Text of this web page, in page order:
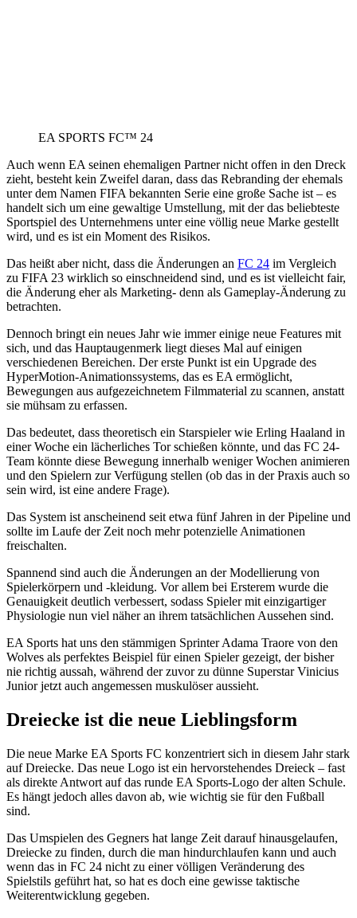
EA SPORTS FC™ 24
Auch wenn EA seinen ehemaligen Partner nicht offen in den Dreck
zieht, besteht kein Zweifel daran, dass das Rebranding der ehemals
unter dem Namen FIFA bekannten Serie eine große Sache ist – es
handelt sich um eine gewaltige Umstellung, mit der das beliebteste
Sportspiel des Unternehmens unter eine völlig neue Marke gestellt
wird, und es ist ein Moment des Risikos.
Das heißt aber nicht, dass die Änderungen an FC 24 im Vergleich
zu FIFA 23 wirklich so einschneidend sind, und es ist vielleicht fair,
die Änderung eher als Marketing- denn als Gameplay-Änderung zu
betrachten.
Dennoch bringt ein neues Jahr wie immer einige neue Features mit
sich, und das Hauptaugenmerk liegt dieses Mal auf einigen
verschiedenen Bereichen. Der erste Punkt ist ein Upgrade des
HyperMotion-Animationssystems, das es EA ermöglicht,
Bewegungen aus aufgezeichnetem Filmmaterial zu scannen, anstatt
sie mühsam zu erfassen.
Das bedeutet, dass theoretisch ein Starspieler wie Erling Haaland in
einer Woche ein lächerliches Tor schießen könnte, und das FC 24-
Team könnte diese Bewegung innerhalb weniger Wochen animieren
und den Spielern zur Verfügung stellen (ob das in der Praxis auch so
sein wird, ist eine andere Frage).
Das System ist anscheinend seit etwa fünf Jahren in der Pipeline und
sollte im Laufe der Zeit noch mehr potenzielle Animationen
freischalten.
Spannend sind auch die Änderungen an der Modellierung von
Spielerkörpern und -kleidung. Vor allem bei Ersterem wurde die
Genauigkeit deutlich verbessert, sodass Spieler mit einzigartiger
Physiologie nun viel näher an ihrem tatsächlichen Aussehen sind.
EA Sports hat uns den stämmigen Sprinter Adama Traore von den
Wolves als perfektes Beispiel für einen Spieler gezeigt, der bisher
nie richtig aussah, während der zuvor zu dünne Superstar Vinicius
Junior jetzt auch angemessen muskulöser aussieht.
Dreiecke ist die neue Lieblingsform
Die neue Marke EA Sports FC konzentriert sich in diesem Jahr stark
auf Dreiecke. Das neue Logo ist ein hervorstehendes Dreieck – fast
als direkte Antwort auf das runde EA Sports-Logo der alten Schule.
Es hängt jedoch alles davon ab, wie wichtig sie für den Fußball
sind.
Das Umspielen des Gegners hat lange Zeit darauf hinausgelaufen,
Dreiecke zu finden, durch die man hindurchlaufen kann und auch
wenn das in FC 24 nicht zu einer völligen Veränderung des
Spielstils geführt hat, so hat es doch eine gewisse taktische
Weiterentwicklung gegeben.